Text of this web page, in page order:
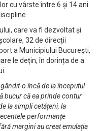
cu vârste între 6 și 14 ani
care va fi dezvoltat și
32 de direcții
a Municipiului București,
le dețin, în dorința de a
o încă de la începutul
bucur că ea prinde contur
la simpli cetățeni, la
performanțe
margini au creat emulația